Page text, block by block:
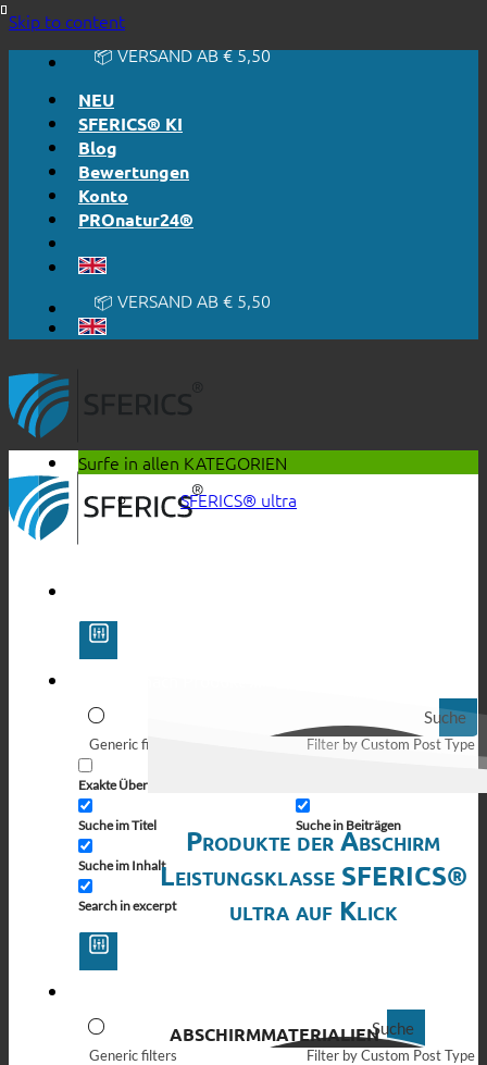
Skip to content🔆 EHRLICH. TRANSPARENT.
📦 VERSAND AB € 5,50
NEU
SFERICS® KI
Blog
Bewertungen
Konto
PROnatur24®
🔆 EHRLICH. TRANSPARENT.
📦 VERSAND AB € 5,50
🔖 KAUF AUF RECHNUNG
Suche
Generic filters
Exakte Übereinstimmung
Suche im Titel
Suche im Inhalt
Search in excerpt
Filter by Custom Post Type
Suche in Beiträgen
Suche
Generic filters Filter by Custom Post Type
Surfe in allen KATEGORIEN
SFERICS® ultra
Produkte der Abschirm
Leistungsklasse SFERICS®
ultra auf Klick
ABSCHIRMMATERIALIEN